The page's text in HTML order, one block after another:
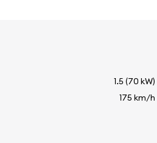
1.5 (70 kW)
175 km/h